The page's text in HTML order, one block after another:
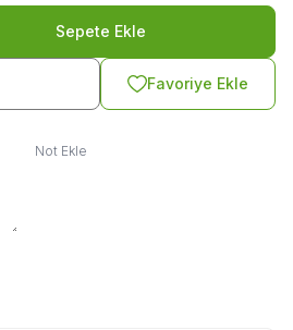
Sepete Ekle
Favoriye Ekle
Not Ekle